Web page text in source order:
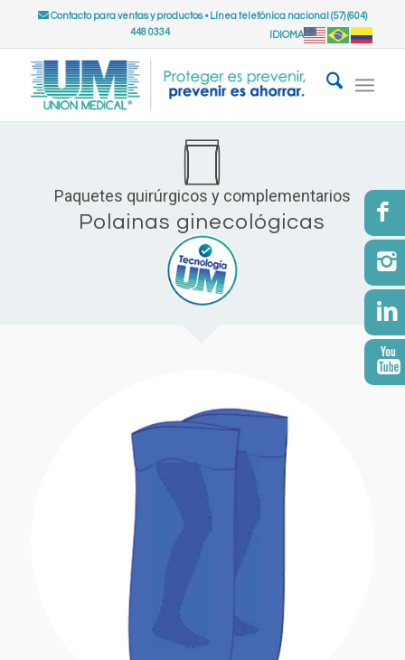
Contacto para ventas y productos• Línea telefónica nacional (57) (604)
448 0334
IDIOMA
Paquetes quirúrgicos y complementarios
Polainas ginecológicas